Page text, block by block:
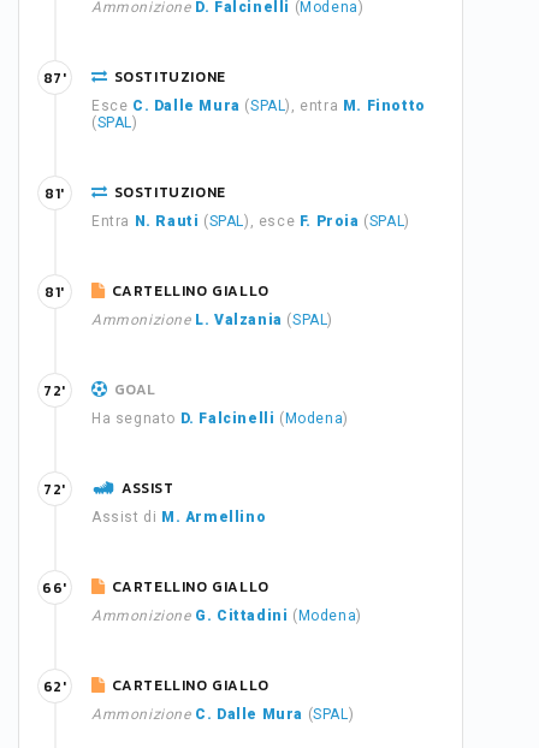
Ammonizione D. Falcinelli ( Modena)
SOSTITUZIONE
Esce C. Dalle Mura (SPAL), entra M. Finotto
(SPAL)
87'
SOSTITUZIONE
Entra N. Rauti (SPAL), esce F. Proia (SPAL)
81'
CARTELLINO GIALLO
Ammonizione L. Valzania (SPAL)
81'
GOAL
Ha segnato D. Falcinelli ( Modena)
72'
ASSIST
Assist di M. Armellino
72'
CARTELLINO GIALLO
Ammonizione G. Cittadini ( Modena)
66'
CARTELLINO GIALLO
Ammonizione C. Dalle Mura (SPAL)
62'